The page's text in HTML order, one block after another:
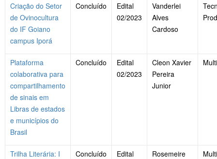
Criação do Setor
de Ovinocultura
do IF Goiano
campus Iporá
Concluído
Edital
02/2023
Vanderlei
Alves
Cardoso
Plataforma
colaborativa para
compartilhamento
de sinais em
Libras de estados
e municípios do
Brasil
Concluído
Edital
02/2023
Cleon Xavier
Pereira
Junior
Trilha Literária: I
Concluído
Edital
Rosemeire